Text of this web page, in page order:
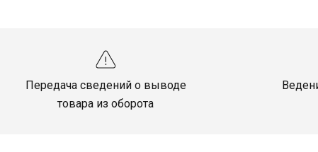
Передача сведений о выводе
товара из оборота